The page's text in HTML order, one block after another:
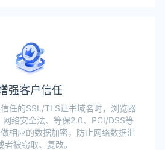
强客户信任
任的SSL/TLS证书域名时，浏览器
网络安全法、等保2.0、PCI/DSS等
相应的数据加密，防止网络数据泄
者被窃取、复改。